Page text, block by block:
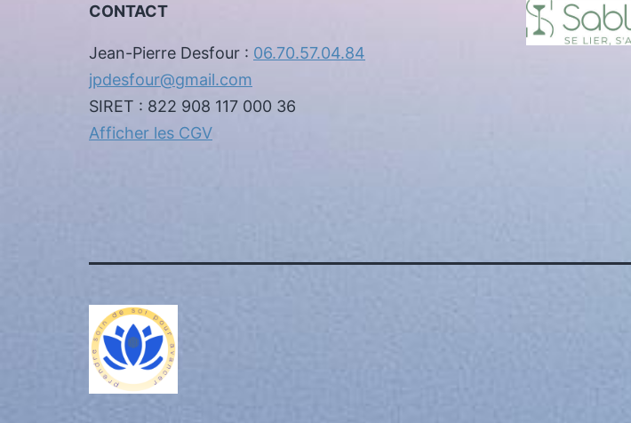
CONTACT
Jean-Pierre Desfour : 06.70.57.04.84
jpdesfour@gmail.com
SIRET : 822 908 117 000 36
Afficher les CGV